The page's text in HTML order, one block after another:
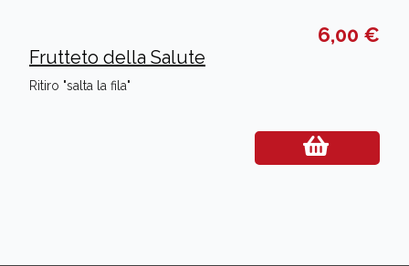
6,00 €
Frutteto della Salute
Ritiro "salta la fila"